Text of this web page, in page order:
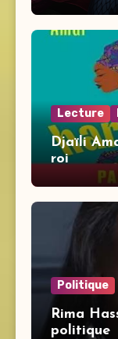
Lecture
Djaïli
roi
Politique
Rima
politique